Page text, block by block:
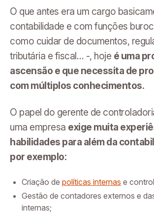
O que antes era um cargo
contabilidade e com funções
como cuidar de documentos,
tributária e fiscal… -, hoje é uma
ascensão e que necessita de
com múltiplos conhecimentos.
O papel do gerente de
uma empresa exige muita
habilidades para além da
por exemplo:
Criação de políticas internas e
Gestão de contadores externos e
internas;